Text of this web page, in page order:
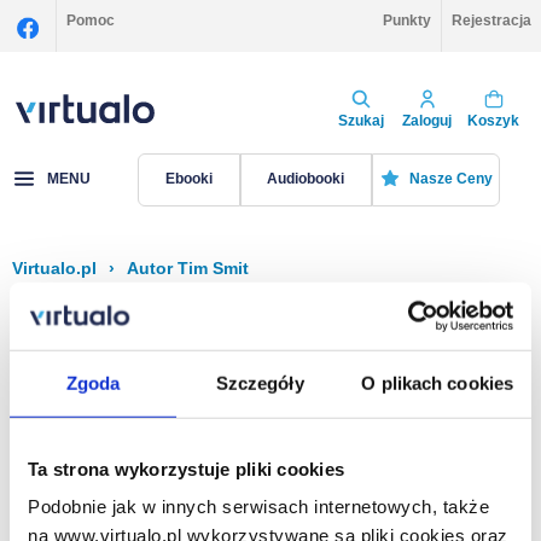
Zgoda Szczegóły O plikach cookies
Ta strona wykorzystuje pliki cookies
Podobnie jak w innych serwisach internetowych, także
na www.virtualo.pl wykorzystywane są pliki cookies oraz
Pomoc Punkty Rejestracja
Szukaj Zaloguj Koszyk
MENU Ebooki Audiobooki Nasze Ceny
Virtualo.pl › Autor Tim Smit
Filtruj Sortuj
Na stronie